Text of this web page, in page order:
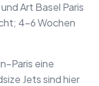
Art Basel Paris
4–6 Wochen
eine
Jets sind hier